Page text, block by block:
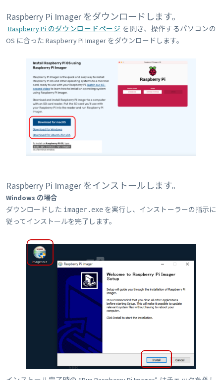
Raspberry Pi Imager をダウンロードします。
Raspberry Pi のダウンロードページ を開き、操作するパソコンの
OS に合った Raspberry Pi Imager をダウンロードします。
Raspberry Pi Imager をインストールします。
Windows の場合
ダウンロードした imager.exeを実行し、インストーラーの指示に
従ってインストールを完了します。